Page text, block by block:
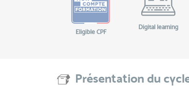
Eligible CPF
Digital learning
Présentation du